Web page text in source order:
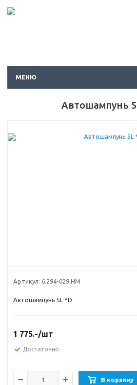
МЕНЮ
Автошампунь
Артикул: 6.294-029.НМ
Автошампунь 5L *D
1 775.-/шт
Достаточно
В корзину